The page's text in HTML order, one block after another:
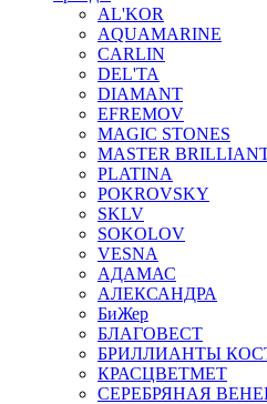
AL'KOR
AQUAMARINE
CARLIN
DEL'TA
DIAMANT
EFREMOV
MAGIC STONES
MASTER
PLATINA
POKROVSKY
SKLV
SOKOLOV
VESNA
АДАМАС
АЛЕКСАНДРА
БиЖер
БЛАГОВЕСТ
БРИЛЛИАНТЫ
КРАСЦВЕТМЕТ
СЕРЕБРЯНАЯ